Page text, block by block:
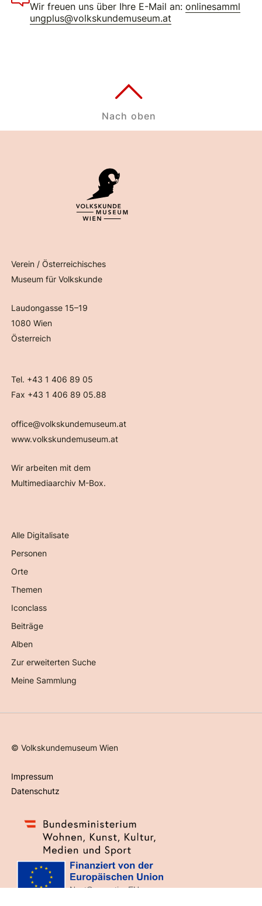
Wir freuen uns über Ihre E-Mail an:onlinesamml
ungplus@volkskundemuseum.at
Verein / Österreichisches
Museum für Volkskunde
Laudongasse 15–19
1080 Wien
Österreich
Tel. +43 1 406 89 05
Fax +43 1 406 89 05.88
office@volkskundemuseum.at
www.volkskundemuseum.at
Wir arbeiten mit dem
Multimediaarchiv M-Box.
Alle Digitalisate
Personen
Orte
Themen
Iconclass
Beiträge
Alben
Zur erweiterten Suche
Meine Sammlung
©Volkskundemuseum Wien
Impressum
Datenschutz
Nach oben